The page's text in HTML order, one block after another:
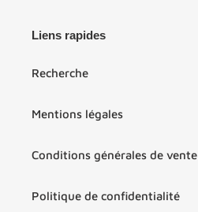
Liens rapides
Recherche
Mentions légales
Conditions générales de vente
Politique de confidentialité